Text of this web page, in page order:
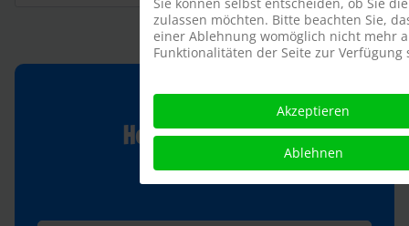
Jetzt anmelden!
Heide Park World
Newsletter
zulassen möchten. Bitte beachten Sie,
einer Ablehnung womöglich nicht mehr
Funktionalitäten der Seite zur Verfügung
Akzeptieren
Ablehnen